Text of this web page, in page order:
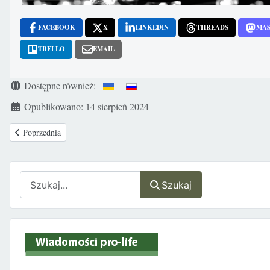
Szukaj
FACEBOOK X LINKEDIN THREADS
TRELLO EMAIL
Szczegóły
Dostępne również:
Opublikowano: 14 sierpień 2024
Poprzednia strona: Wielka Brytania: Mężczyźni muszą powiedzieć przed
Poprzednia